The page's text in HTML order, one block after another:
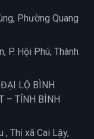
Phường Quang
P. Hội Phú, Thành
LỘ BÌNH
– TỈNH BÌNH
, Thị xã Cai Lậy,